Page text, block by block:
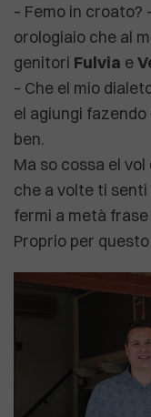
– Femo in croato?
orologiaio che al
genitori Fulvia e
– Che el mio
el agiungi
ben.
Ma so cossa el
che a volte ti
fermi a metà
Proprio per